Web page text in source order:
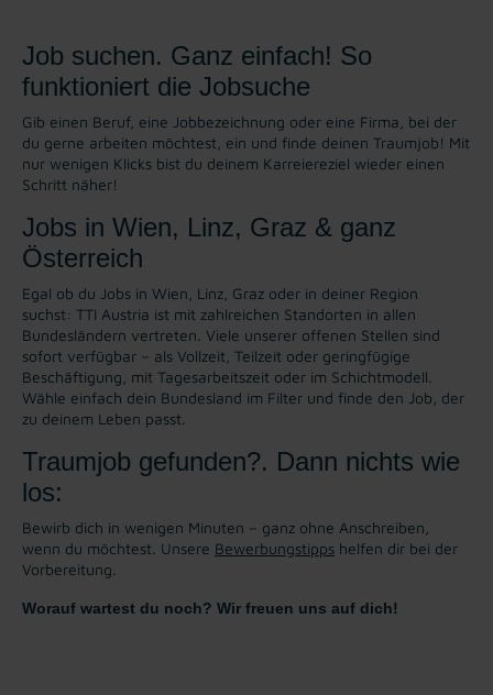
Job suchen. Ganz einfach! So
funktioniert die Jobsuche
Gib einen Beruf, eine Jobbezeichnung oder eine Firma, bei der
du gerne arbeiten möchtest, ein und finde deinen Traumjob! Mit
nur wenigen Klicks bist du deinem Karreiereziel wieder einen
Schritt näher!
Jobs in Wien, Linz, Graz & ganz
Österreich
Egal ob du Jobs in Wien, Linz, Graz oder in deiner Region
suchst: TTI Austria ist mit zahlreichen Standorten in allen
Bundesländern vertreten. Viele unserer offenen Stellen sind
sofort verfügbar – als Vollzeit, Teilzeit oder geringfügige
Beschäftigung, mit Tagesarbeitszeit oder im Schichtmodell.
Wähle einfach dein Bundesland im Filter und finde den Job, der
zu deinem Leben passt.
Traumjob gefunden?. Dann nichts wie
los:
Bewirb dich in wenigen Minuten – ganz ohne Anschreiben,
wenn du möchtest. Unsere Bewerbungstipps helfen dir bei der
Vorbereitung.
Worauf wartest du noch? Wir freuen uns auf dich!